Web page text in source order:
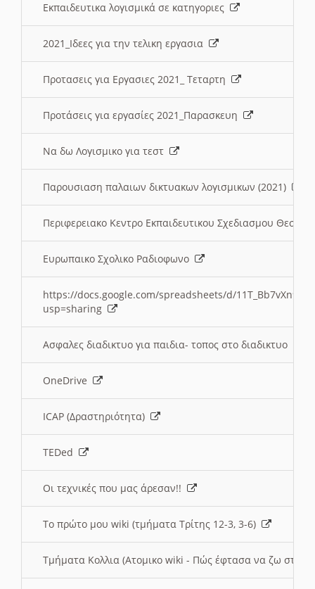
Εκπαιδευτικα λογισμικά σε κατηγοριες
2021_Ιδεες για την τελικη εργασια
Προτασεις για Εργασιες 2021_ Τεταρτη
Προτάσεις για εργασίες 2021_Παρασκευη
Να δω Λογισμικο για τεστ
Παρουσιαση παλαιων δικτυακων λογισμικων (2021)
Περιφερειακο Κεντρο Εκπαιδευτικου Σχεδιασμου
Ευρωπαικο Σχολικο Ραδιοφωνο
https://docs.google.com/spreadsheets/d/
usp=sharing
Ασφαλες διαδικτυο για παιδια- τοπος στο διαδικτυο
OneDrive
ICAP (Δραστηριότητα)
TEDed
Οι τεχνικές που μας άρεσαν!!
Το πρώτο μου wiki (τμήματα Τρίτης 12-3, 3-6)
Τμήματα Κολλια (Ατομικο wiki - Πώς έφτασα να ζω στην